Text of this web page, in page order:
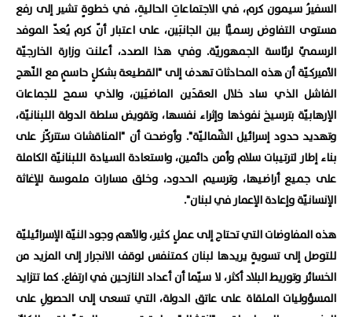
السفيرُ سيمون كرم، في الاجتماعاتِ الحاليةِ، في خطوةٍ تشير إلى رفع
مستوى التفاوض رسميًّا بين الجانبَين، على اعتبار أنّ كرم يُعدّ الموفد
الرسميّ لرئاسة الجمهوريّة. وفي هذا الصدد، أعلنت وزارة الخارجيّة
الأميركيّة أن هذه المحادثات تهدف إلى "القطيعة بشكلٍ حاسمٍ مع النّهج
الفاشل الذي ساد خلال العقدَين الماضيَين، والذي سمح للجماعات
الإرهابيّة بترسيخ نفوذها وإثراء نفسها، وتقويض سلطة الدولة اللبنانيّة،
وتهديد حدود إسرائيل الشّماليّة". وأوضحت أن "المناقشات ستتركّز على
بناء إطار لترتيبات سلام وأمن دائمين، واستعادة السيادة اللبنانيّة الكاملة
على جميع أراضيها، وترسيم الحدود، وخلق مسارات ملموسة للإغاثة
الإنسانيّة وإعادة الإعمار في لبنان".
هذه المفاوضات التي تحتاج إلى عملٍ كثير، والأهم وجود النيّة الإسرائيليّة
للتوصل إلى تسويةٍ يريدها لبنان كمتنفس لوقف الانجرار إلى المزيد من
الخسائر وتوريط البلاد أكثر، لا سيّما أن أعداد النازحين في ارتفاع. كما تتزايد
المسؤوليات الملقاة على عاتق الدولة، التي تسعى إلى الحصولِ على